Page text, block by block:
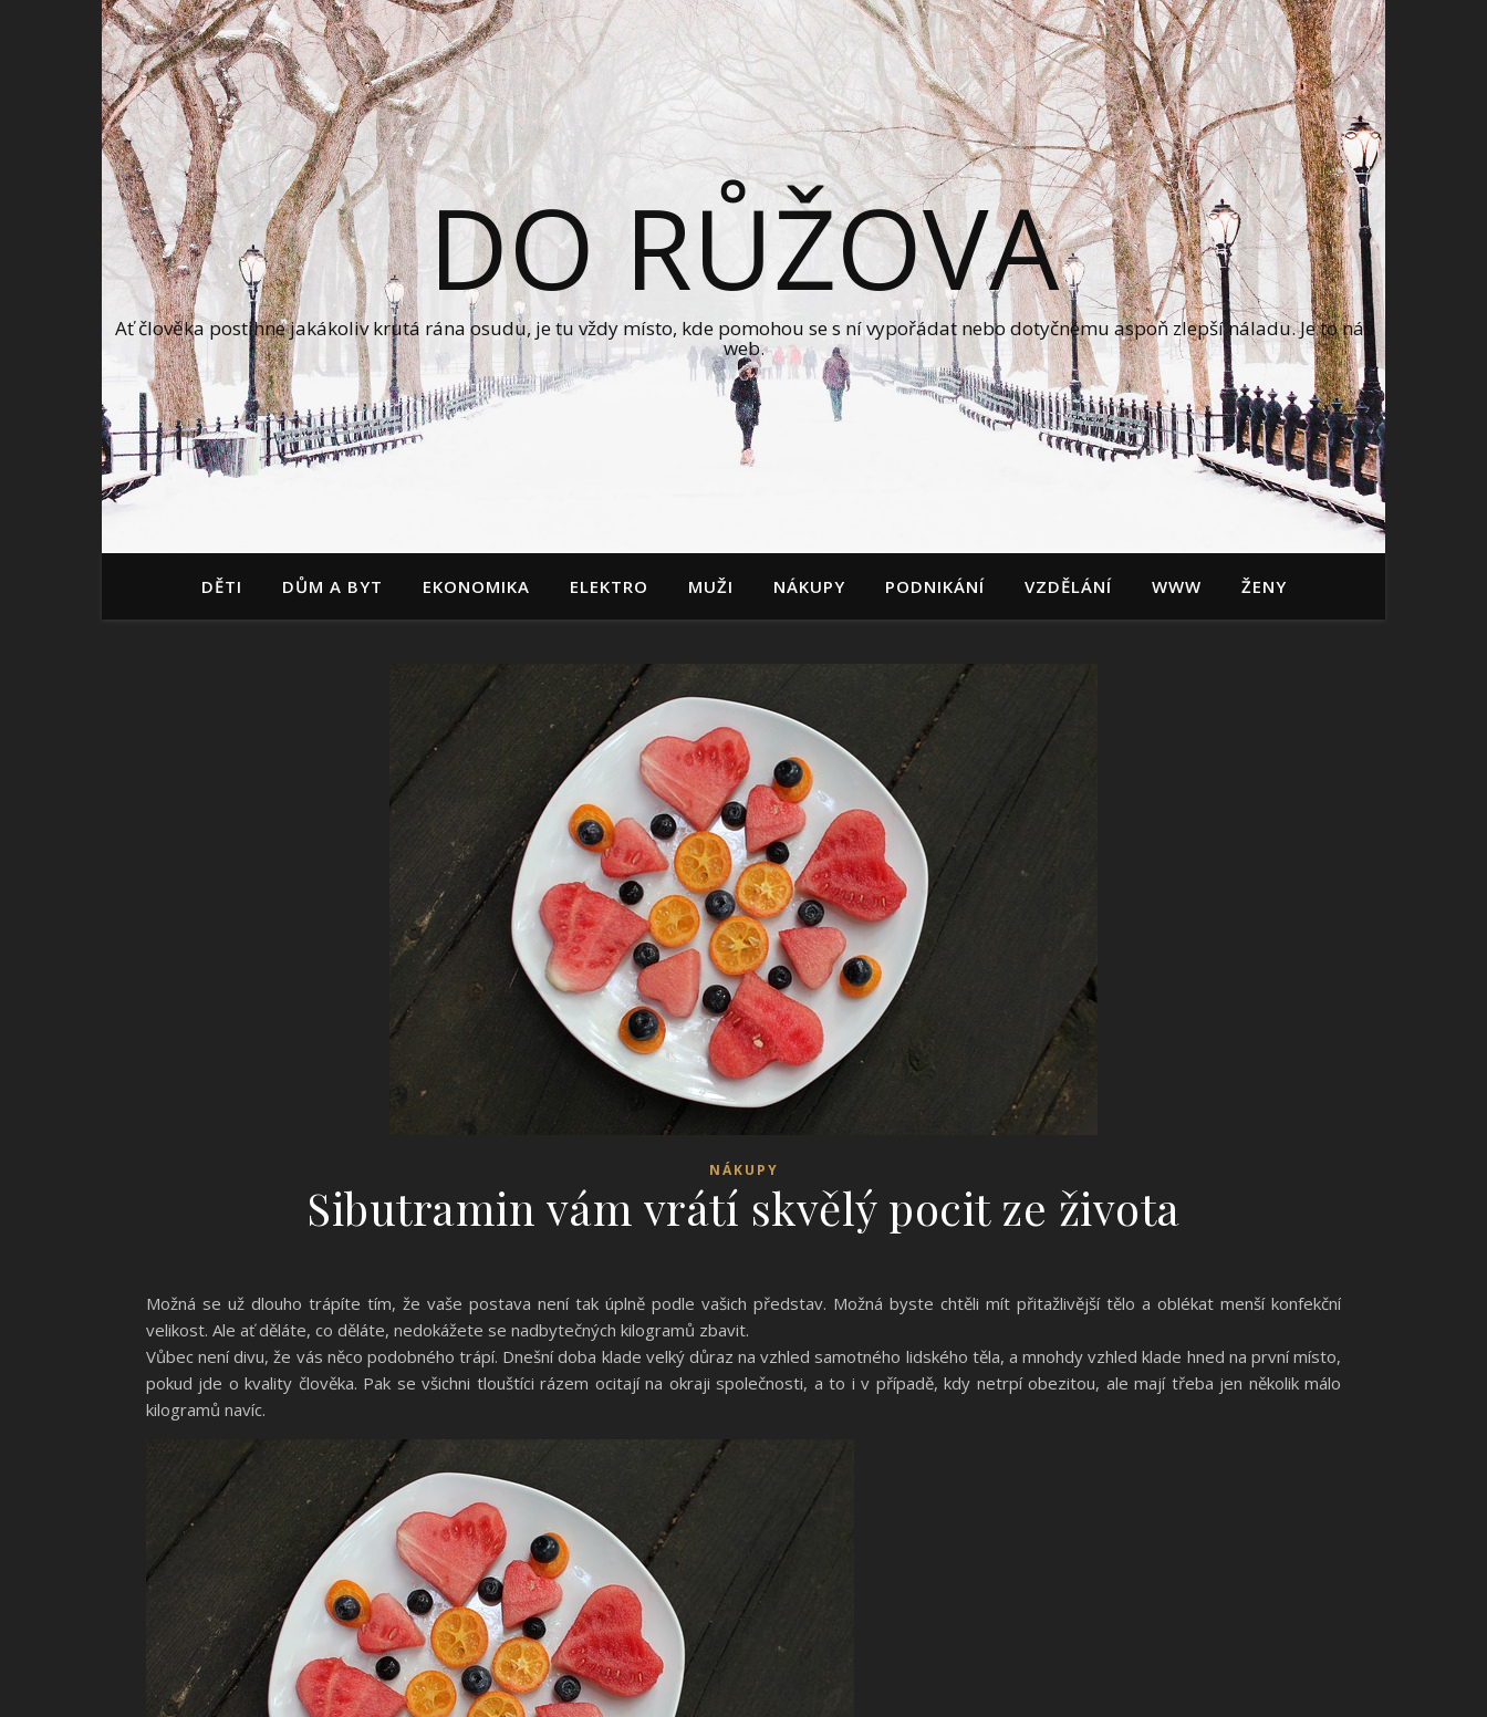
DO RŮŽOVA
Ať člověka postihne jakákoliv krutá rána osudu, je tu vždy místo, kde pomohou se s ní vypořádat nebo dotyčnému aspoň zlepší náladu. Je to náš
web.
DĚTI DŮM A BYT EKONOMIKA ELEKTRO MUŽI NÁKUPY PODNIKÁNÍ VZDĚLÁNÍ WWW ŽENY
NÁKUPY
Sibutramin vám vrátí skvělý pocit ze života
Možná se už dlouho trápíte tím, že vaše postava není tak úplně podle vašich představ. Možná byste chtěli mít přitažlivější tělo a oblékat menší konfekční
velikost. Ale ať děláte, co děláte, nedokážete se nadbytečných kilogramů zbavit.
Vůbec není divu, že vás něco podobného trápí. Dnešní doba klade velký důraz na vzhled samotného lidského těla, a mnohdy vzhled klade hned na první místo,
pokud jde o kvality člověka. Pak se všichni tlouštíci rázem ocitají na okraji společnosti, a to i v případě, kdy netrpí obezitou, ale mají třeba jen několik málo
kilogramů navíc.